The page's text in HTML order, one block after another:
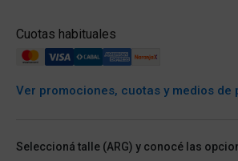
Cuotas habituales
Ver promociones, cuotas y medios de
Seleccioná talle (ARG) y conocé las